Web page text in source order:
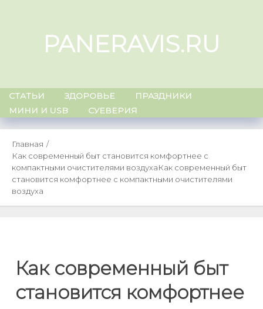
PANERAVIS.RU
СТАТЬИ ЗДОРОВЬЕ
ПРАЗДНИКИ
МИНИ И USB
СУЕВЕРИЯ
Главная
Как современный быт становится комфортнее с
компактными очистителями воздухаКак современный быт
становится комфортнее с компактными очистителями
воздуха
Как современный быт
становится комфортнее